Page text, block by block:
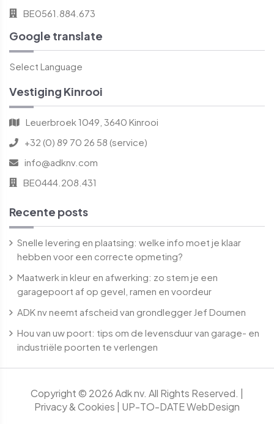
BE0561.884.673
Google translate
Select Language
Vestiging Kinrooi
Leuerbroek 1049, 3640 Kinrooi
+32 (0) 89 70 26 58 (service)
info@adknv.com
BE0444.208.431
Recente posts
Snelle levering en plaatsing: welke info moet je klaar
hebben voor een correcte opmeting?
Maatwerk in kleur en afwerking: zo stem je een
garagepoort af op gevel, ramen en voordeur
ADK nv neemt afscheid van grondlegger Jef Doumen
Hou van uw poort: tips om de levensduur van garage- en
industriële poorten te verlengen
Copyright © 2026 Adk nv. All Rights Reserved.
Privacy & Cookies
UP-TO-DATE WebDesign